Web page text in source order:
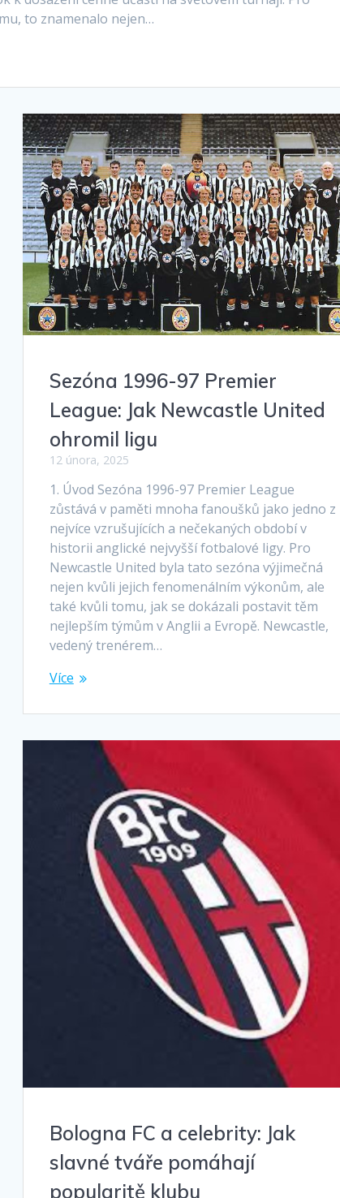
to znamenalo nejen…
Sezóna 1996-97 Premier
League: Jak Newcastle United
ohromil ligu
12 února, 2025
1. Úvod Sezóna 1996-97 Premier League
zůstává v paměti mnoha fanoušků jako jedno z
nejvíce vzrušujících a nečekaných období v
historii anglické nejvyšší fotbalové ligy. Pro
Newcastle United byla tato sezóna výjimečná
nejen kvůli jejich fenomenálním výkonům, ale
také kvůli tomu, jak se dokázali postavit těm
nejlepším týmům v Anglii a Evropě. Newcastle,
vedený trenérem…
Více
Bologna FC a celebrity: Jak
slavné tváře pomáhají
popularitě klubu